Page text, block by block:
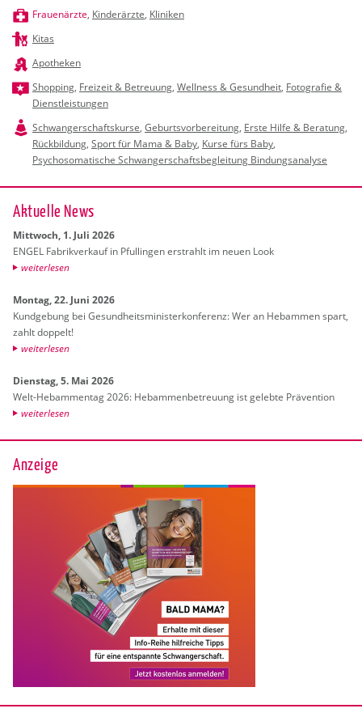
Frauenärzte, Kinderärzte, Kliniken
Kitas
Apotheken
Shopping, Freizeit & Betreuung, Wellness & Gesundheit, Fotografie &
Dienstleistungen
Schwangerschaftskurse, Geburtsvorbereitung, Erste Hilfe & Beratung,
Rückbildung, Sport für Mama & Baby, Kurse fürs Baby,
Psychosomatische Schwangerschaftsbegleitung Bindungsanalyse
Ak­tu­el­le News
Mitt­woch, 1. Juli 2026
ENGEL Fa­brik­ver­kauf in Pful­lin­gen er­strahlt im neuen Look
wei­ter­le­sen
Mon­tag, 22. Juni 2026
Kund­ge­bung bei Ge­sund­heits­mi­nis­ter­kon­fe­renz: Wer an Heb­am­men spart,
zahlt dop­pelt!
wei­ter­le­sen
Diens­tag, 5. Mai 2026
Welt-Heb­am­men­tag 2026: Heb­am­men­be­treu­ung ist ge­leb­te Prä­ven­ti­on
wei­ter­le­sen
Anzeige